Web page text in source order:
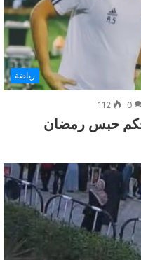
رياضة
0
112
حكم حبس رمضان